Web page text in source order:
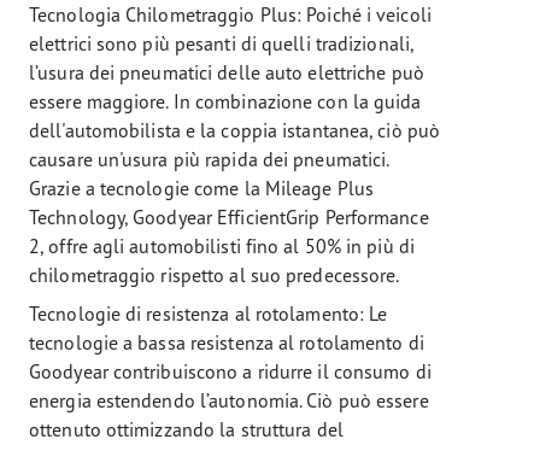
Tecnologia Chilometraggio Plus: Poiché i veicoli
elettrici sono più pesanti di quelli tradizionali,
l’usura dei pneumatici delle auto elettriche può
essere maggiore. In combinazione con la guida
dell'automobilista e la coppia istantanea, ciò può
causare un'usura più rapida dei pneumatici.
Grazie a tecnologie come la Mileage Plus
Technology, Goodyear EfficientGrip Performance
2, offre agli automobilisti fino al 50% in più di
chilometraggio rispetto al suo predecessore.
Tecnologie di resistenza al rotolamento: Le
tecnologie a bassa resistenza al rotolamento di
Goodyear contribuiscono a ridurre il consumo di
energia estendendo l’autonomia. Ciò può essere
ottenuto ottimizzando la struttura del